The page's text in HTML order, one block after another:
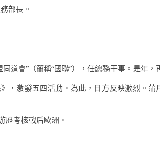
部長。
道會”（簡稱“國聯”），任總務干事。是年，
，激發五四活動。為此，日方反映激烈。
歷考核戰后歐洲。